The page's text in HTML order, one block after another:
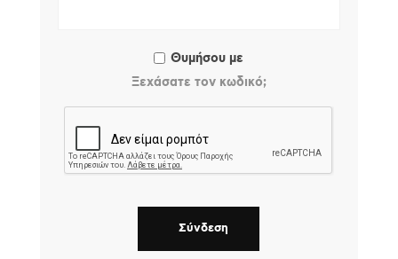
Θυμήσου με
Ξεχάσατε τον κωδικό;